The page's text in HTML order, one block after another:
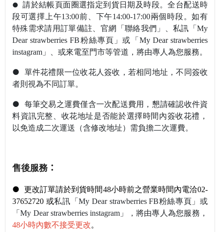
●
請於結帳頁面圈選指定到貨日期及時段。全台配送時
段可選擇上午13:00前 、下午14:00-17:00兩個時段。如有
特殊需求請用訂單備註 、官網 「 聯絡我們 」 、私訊 「My
Dear strawberries FB粉絲專頁」或「My Dear strawberries
instagram」
、或來電至門市等管道，將由專人為您服務。
●
單件花禮限一位收花人簽收，若相同地址，不同簽收
者則視為不同訂單。
● 每筆交易之運費僅含一次配送費用，懇請確認收件資
料資訊完整 、收花地址是否能於選擇時間內簽收花禮，
以免造成二次運送（含修改地址）需負擔二次運費。
售後服務：
● 更改訂單請於到貨時間48小時前之營業時間內電洽02-
37652720 或私訊 「My Dear strawberries FB粉絲專頁」或
「My Dear strawberries instagram」，將由專人為您服務，
48小時內數不接受更改。